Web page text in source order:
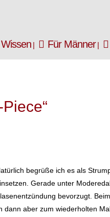
Wissen Für Männer
begrüße ich es als
Gerade unter
bevorzugt.
dann aber zum wiederholten